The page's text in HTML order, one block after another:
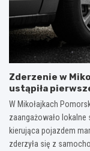
Zderzenie w
ustąpiła
W Mikołajkach
zaangażowało lokalne
kierująca pojazdem
zderzyła się z